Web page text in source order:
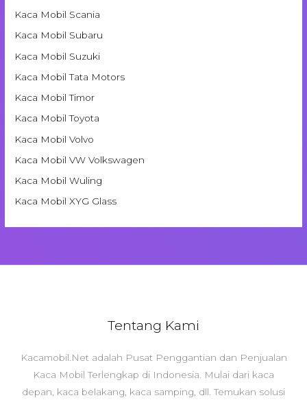
Kaca Mobil Scania
Kaca Mobil Subaru
Kaca Mobil Suzuki
Kaca Mobil Tata Motors
Kaca Mobil Timor
Kaca Mobil Toyota
Kaca Mobil Volvo
Kaca Mobil VW Volkswagen
Kaca Mobil Wuling
Kaca Mobil XYG Glass
Tentang Kami
Kacamobil.Net adalah Pusat Penggantian dan Penjualan
Kaca Mobil Terlengkap di Indonesia. Mulai dari kaca
depan, kaca belakang, kaca samping, dll. Temukan solusi